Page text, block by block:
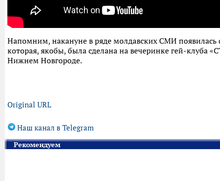
Напомним, накануне в ряде молдавских СМИ появилась
которая, якобы, была сделана на вечеринке гей-клуба
Нижнем Новгороде.
Original URL
Наш канал в Telegram
Рекомендуем